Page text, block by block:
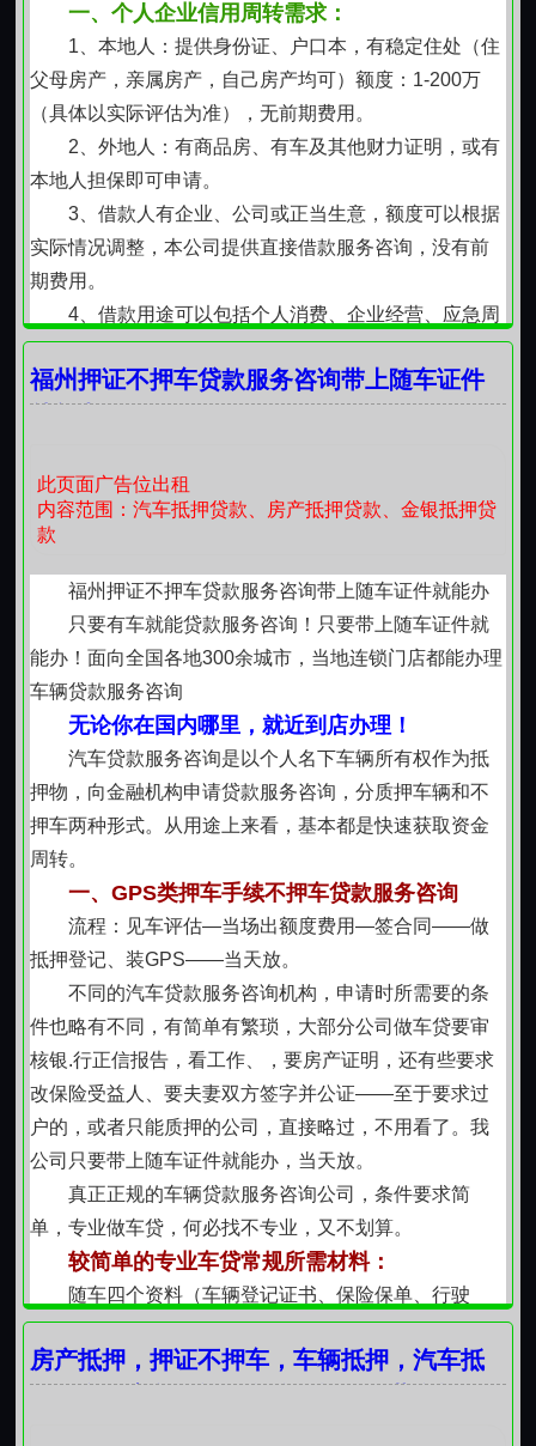
一、个人企业信用周转需求：
1、本地人：提供身份证、户口本，有稳定住处（住
父母房产，亲属房产，自己房产均可）额度：1-200万
（具体以实际评估为准），无前期费用。
2、外地人：有商品房、有车及其他财力证明，或有
本地人担保即可申请。
3、借款人有企业、公司或正当生意，额度可以根据
实际情况调整，本公司提供直接借款服务咨询，没有前
期费用。
4、借款用途可以包括个人消费、企业经营、应急周
转等，无抵押，尽力满足您的需求，帮您解决资金问
题。
用，与银行均有合作，让您更放心！
全国车牌均可操作，汽车资金过桥，费用按天收
取，审核宽松。车开走，钱拿走。
三、房产抵押
商品房 、别墅、商铺、写字楼、厂房、额度20至20
00万（具体以实际评估为准），利息合理，有房就可以
申请，手续简单，额度根据实际情况确定，先息后本，
等额本息，还款灵活。
四、【企业生意周转】法人独资或者占股30%以上
股东
额度：5-300万（具体以实际评估为准）
【服务优势】
1、专业客户经理一对一服务；
2、一手资方，非中介，无手续费用，利息合理；
3、评估金额合理，办理高效
4、正规专业，诚信经营，公开透明，收费合理，服
务优质，期限灵活。
联系我时，请说是在红火网看到的，谢谢！
福州押证不押车贷款服务咨询带上随车证件
此页面广告位出租
内容范围：汽车抵押贷款、房产抵押贷款、金银抵押贷
款
福州押证不押车贷款服务咨询带上随车证件就能办
只要有车就能贷款服务咨询！只要带上随车证件就
能办！面向全国各地300余城市，当地连锁门店都能办理
车辆贷款服务咨询
无论你在国内哪里，就近到店办理！
汽车贷款服务咨询是以个人名下车辆所有权作为抵
押物，向金融机构申请贷款服务咨询，分质押车辆和不
押车两种形式。从用途上来看，基本都是快速获取资金
周转。
一、GPS类押车手续不押车贷款服务咨询
流程：见车评估—当场出额度费用—签合同——做
抵押登记、装GPS——当天放。
不同的汽车贷款服务咨询机构，申请时所需要的条
件也略有不同，有简单有繁琐，大部分公司做车贷要审
核银.行正信报告，看工作、，要房产证明，还有些要求
改保险受益人、要夫妻双方签字并公证——至于要求过
户的，或者只能质押的公司，直接略过，不用看了。我
公司只要带上随车证件就能办，当天放。
真正正规的车辆贷款服务咨询公司，条件要求简
单，专业做车贷，何必找不专业，又不划算。
较简单的专业车贷常规所需材料：
随车四个资料（车辆登记证书、保险保单、行驶
证、驾驶证），加上备用钥匙、身份证
二、质押车辆类贷款服务咨询
房产抵押，押证不押车，车辆抵押，汽车抵